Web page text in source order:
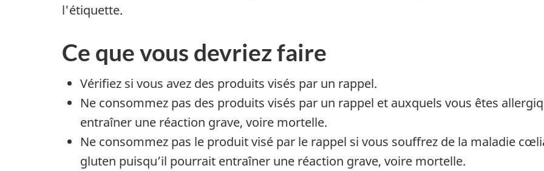
l'étiquette.
Ce que vous devriez faire
Vérifiez si vous avez des produits visés par un rappel.
Ne consommez pas des produits visés par un rappel et auxquels vous êtes
entraîner une réaction grave, voire mortelle.
Ne consommez pas le produit visé par le rappel si vous souffrez de la maladie
gluten puisqu’il pourrait entraîner une réaction grave, voire mortelle.